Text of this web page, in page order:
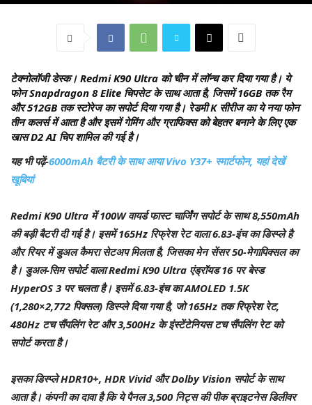
टेक्नोलॉजी डेस्क। Redmi K90 Ultra को चीन में लॉन्च कर दिया गया है। ये
फोन Snapdragon 8 Elite चिपसेट के साथ आता है, जिसमें 16GB तक रैम
और 512GB तक स्टोरेज का सपोर्ट दिया गया है। रेडमी K सीरीज का ये नया फोन
तीन कलर्स में आता है और इसमें गेमिंग और ग्राफिक्स को बेहतर बनाने के लिए एक
खास D2 AI चिप शामिल की गई है।
यह भी पढ़ें-6000mAh बैटरी के साथ आया Vivo Y37+ स्मार्टफोन, यहां देखें
खूबियां
Redmi K90 Ultra में 100W वायर्ड फास्ट चार्जिंग सपोर्ट के साथ 8,550mAh
की बड़ी बैटरी दी गई है। इसमें 165Hz रिफ्रेश रेट वाला 6.83-इंच का डिस्प्ले है
और रियर में डुअल कैमरा सेटअप मिलता है, जिसका मेन सेंसर 50-मेगापिक्सल का
है। डुअल-सिम सपोर्ट वाला Redmi K90 Ultra एंड्रॉयड 16 पर बेस्ड
HyperOS 3 पर चलता है। इसमें 6.83-इंच का AMOLED 1.5K
(1,280×2,772 पिक्सल) डिस्प्ले दिया गया है, जो 165Hz तक रिफ्रेश रेट,
480Hz टच सैंपलिंग रेट और 3,500Hz के इंस्टेंटेनियस टच सैंपलिंग रेट को
सपोर्ट करता है।
इसका डिस्प्ले HDR10+, HDR Vivid और Dolby Vision सपोर्ट के साथ
आता है। कंपनी का दावा है कि ये पैनल 3,500 निट्स की पीक ब्राइटनेस डिलीवर